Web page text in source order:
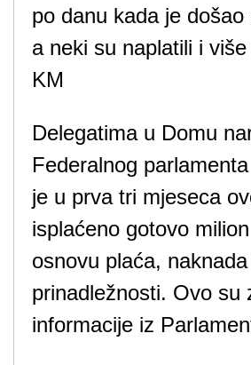
po danu kada je došao
a neki su naplatili i
KM
Delegatima u Domu
Federalnog
je u prva tri mjeseca
isplaćeno gotovo
osnovu plaća,
prinadležnosti. Ovo su
informacije iz